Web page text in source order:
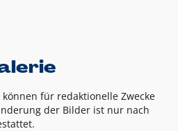
für redaktionelle Zwecke
der Bilder ist nur nach